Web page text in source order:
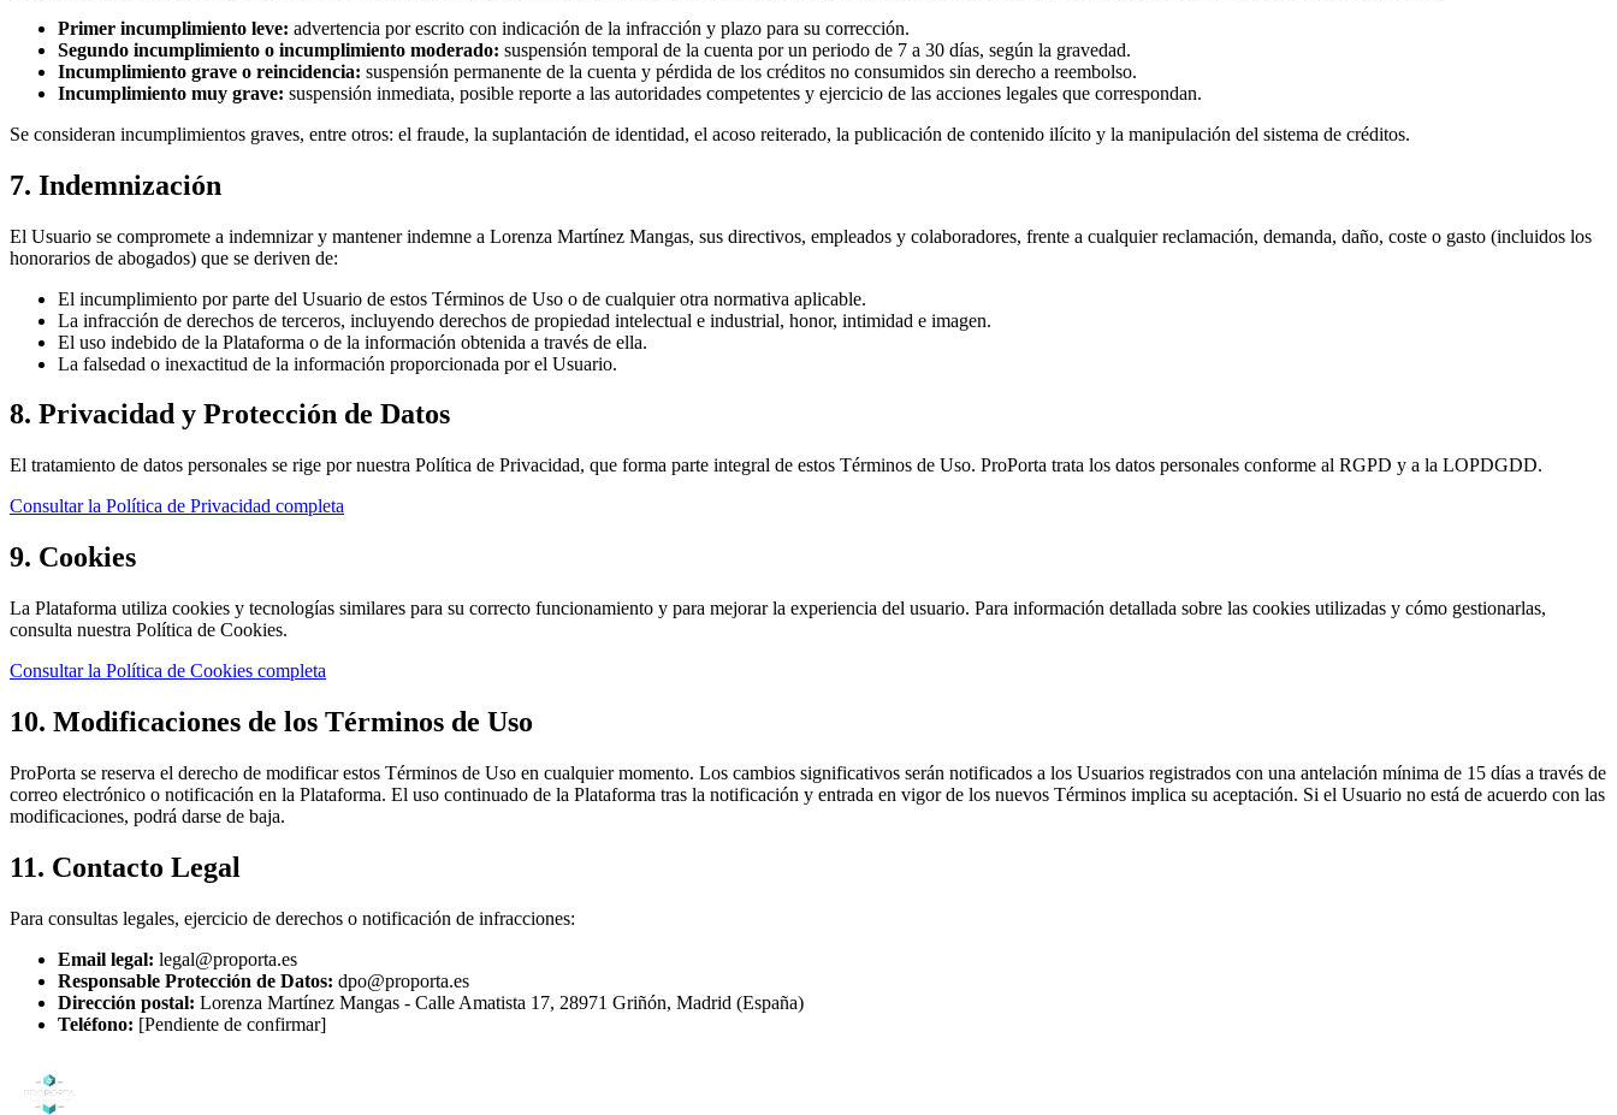
Primer incumplimiento leve: advertencia por escrito con indicación de la infracción y plazo para su corrección.
Segundo incumplimiento o incumplimiento moderado: suspensión temporal de la cuenta por un periodo de 7 a 30 días, según la gravedad.
Incumplimiento grave o reincidencia: suspensión permanente de la cuenta y pérdida de los créditos no consumidos sin derecho a reembolso.
Incumplimiento muy grave: suspensión inmediata, posible reporte a las autoridades competentes y ejercicio de las acciones legales que correspondan.
Se consideran incumplimientos graves, entre otros: el fraude, la suplantación de identidad, el acoso reiterado, la publicación de contenido ilícito y la manipulación del sistema de créditos.
7. Indemnización
El Usuario se compromete a indemnizar y mantener indemne a Lorenza Martínez Mangas, sus directivos, empleados y colaboradores, frente a cualquier reclamación, demanda, daño, coste o gasto (incluidos los
honorarios de abogados) que se deriven de:
El incumplimiento por parte del Usuario de estos Términos de Uso o de cualquier otra normativa aplicable.
La infracción de derechos de terceros, incluyendo derechos de propiedad intelectual e industrial, honor, intimidad e imagen.
El uso indebido de la Plataforma o de la información obtenida a través de ella.
La falsedad o inexactitud de la información proporcionada por el Usuario.
8. Privacidad y Protección de Datos
El tratamiento de datos personales se rige por nuestra Política de Privacidad, que forma parte integral de estos Términos de Uso. ProPorta trata los datos personales conforme al RGPD y a la LOPDGDD.
Consultar la Política de Privacidad completa
9. Cookies
La Plataforma utiliza cookies y tecnologías similares para su correcto funcionamiento y para mejorar la experiencia del usuario. Para información detallada sobre las cookies utilizadas y cómo gestionarlas,
consulta nuestra Política de Cookies.
Consultar la Política de Cookies completa
10. Modificaciones de los Términos de Uso
ProPorta se reserva el derecho de modificar estos Términos de Uso en cualquier momento. Los cambios significativos serán notificados a los Usuarios registrados con una antelación mínima de 15 días a través de
correo electrónico o notificación en la Plataforma. El uso continuado de la Plataforma tras la notificación y entrada en vigor de los nuevos Términos implica su aceptación. Si el Usuario no está de acuerdo con las
modificaciones, podrá darse de baja.
11. Contacto Legal
Para consultas legales, ejercicio de derechos o notificación de infracciones:
Email legal: legal@proporta.es
Responsable Protección de Datos: dpo@proporta.es
Dirección postal: Lorenza Martínez Mangas - Calle Amatista 17, 28971 Griñón, Madrid (España)
Teléfono: [Pendiente de confirmar]